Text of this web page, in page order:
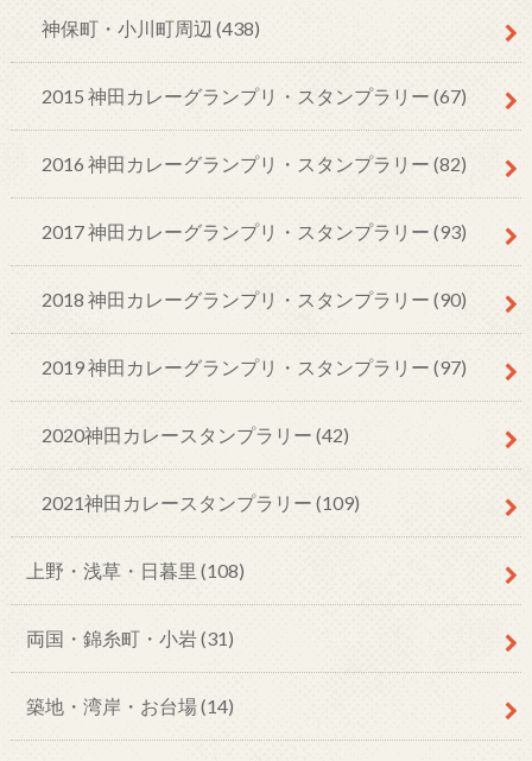
神保町・小川町周辺 (438)
2015 神田カレーグランプリ・スタンプラリー (67)
2016 神田カレーグランプリ・スタンプラリー (82)
2017 神田カレーグランプリ・スタンプラリー (93)
2018 神田カレーグランプリ・スタンプラリー (90)
2019 神田カレーグランプリ・スタンプラリー (97)
2020神田カレースタンプラリー (42)
2021神田カレースタンプラリー (109)
上野・浅草・日暮里 (108)
両国・錦糸町・小岩(31)
築地・湾岸・お台場(14)